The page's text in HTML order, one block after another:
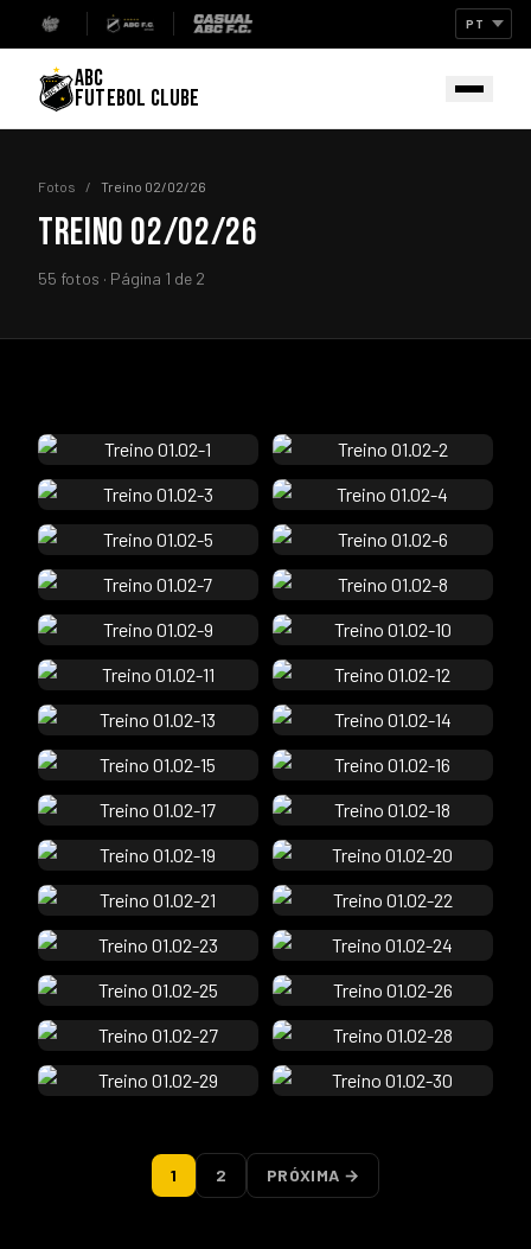
ABC
FUTEBOL CLUBE
Fotos / Treino 02/02/26
TREINO 02/02/26
55 fotos · Página 1 de 2
1 2 PRÓXIMA →